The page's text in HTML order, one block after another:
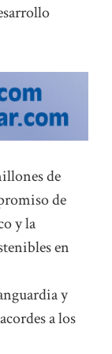
de
de
y la
en
y
a los